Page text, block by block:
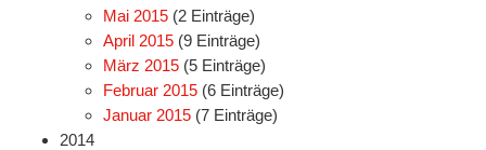
Mai 2015 (2 Einträge)
April 2015 (9 Einträge)
März 2015 (5 Einträge)
Februar 2015 (6 Einträge)
Januar 2015 (7 Einträge)
2014